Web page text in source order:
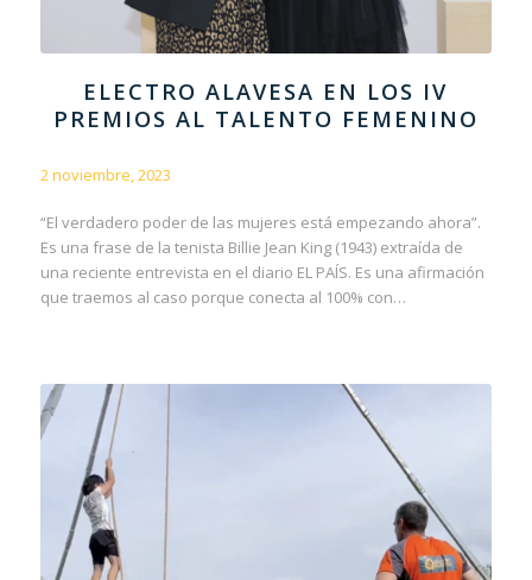
ELECTRO ALAVESA EN LOS IV
PREMIOS AL TALENTO FEMENINO
2 noviembre, 2023
“El verdadero poder de las mujeres está empezando ahora”.
Es una frase de la tenista Billie Jean King (1943) extraída de
una reciente entrevista en el diario EL PAÍS. Es una afirmación
que traemos al caso porque conecta al 100% con…